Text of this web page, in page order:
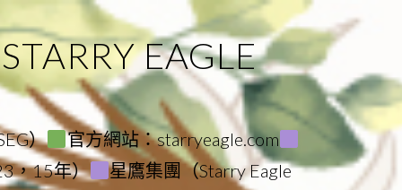
EAGLE
）
官方網站：starryeagle.com
，15年）
星鷹集團（Starry Eagle